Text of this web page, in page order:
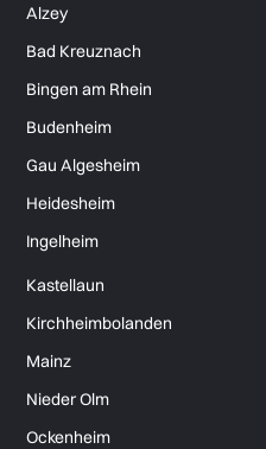
Alzey
Bad Kreuznach
Bingen am Rhein
Budenheim
Gau Algesheim
Heidesheim
Ingelheim
Kastellaun
Kirchheimbolanden
Mainz
Nieder Olm
Ockenheim